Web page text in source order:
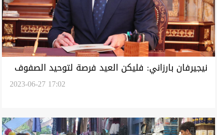
نيجيرفان بارزاني: فليكن العيد فرصة لتوحيد الصفوف
2023-06-27 17:02